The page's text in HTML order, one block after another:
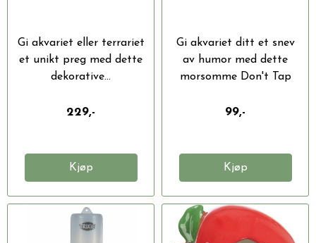
Gi akvariet eller terrariet
et unikt preg med dette
dekorative...
229,-
Kjøp
Gi akvariet ditt et snev
av humor med dette
morsomme Don't Tap
99,-
Kjøp